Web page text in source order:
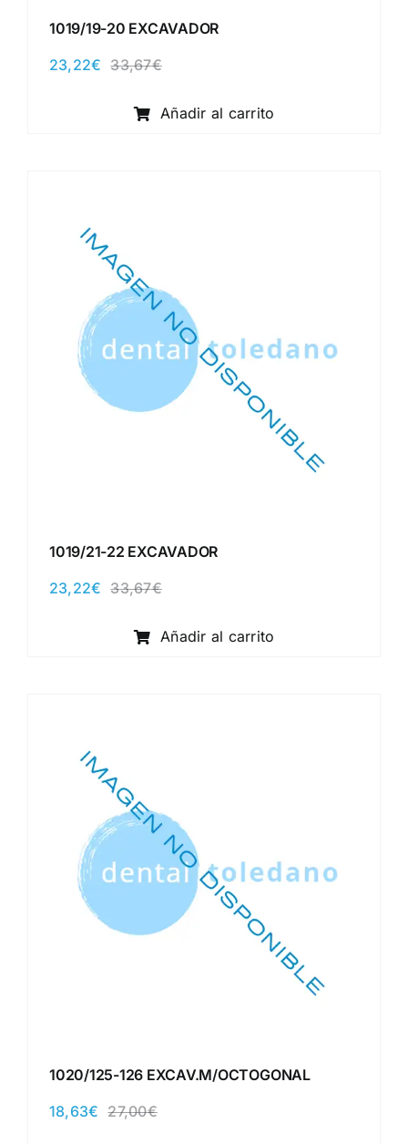
1019/19-20 EXCAVADOR
33,67€El
original
era:
23,22€
El
actual
es:
Añadir al carrito
1019/21-22 EXCAVADOR
33,67€El
original
era:
23,22€
El
actual
es:
Añadir al carrito
1020/125-126 EXCAV.M/OCTOGONAL
27,00€El
18,63€
El